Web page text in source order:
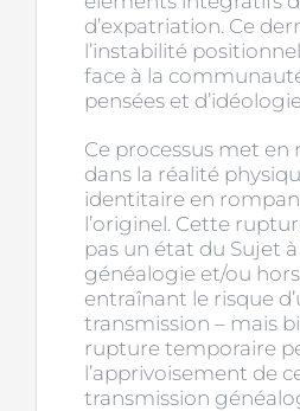
d’expatriation. Ce
l’instabilité
face à la
pensées et
Ce processus met
dans la réalité
identitaire en
l’originel. Cette
pas un état du Sujet
généalogie et/ou
entraînant le risque
transmission – mais
rupture temporaire
l’apprivoisement de
transmission